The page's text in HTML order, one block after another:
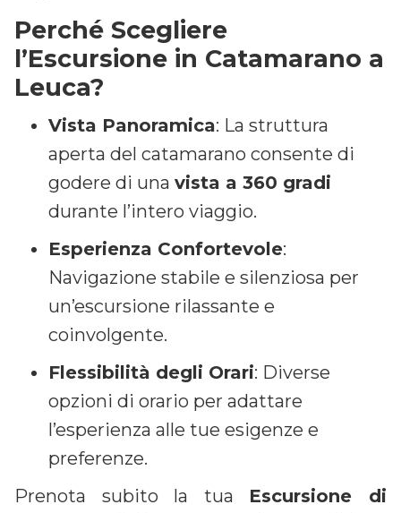
Perché Scegliere
l’Escursione in Catamarano a
Leuca?
Vista Panoramica: La struttura
aperta del catamarano consente di
godere di una vista a 360 gradi
durante l’intero viaggio.
Esperienza Confortevole:
Navigazione stabile e silenziosa per
un’escursione rilassante e
coinvolgente.
Flessibilità degli Orari: Diverse
opzioni di orario per adattare
l’esperienza alle tue esigenze e
preferenze.
Prenota subito la tua Escursione di